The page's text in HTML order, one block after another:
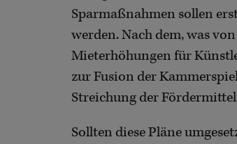
Sparmaßnahmen sollen
werden. Nach dem, was
Mieterhöhungen für
zur Fusion der
Streichung der Fördermittel
Sollten diese Pläne